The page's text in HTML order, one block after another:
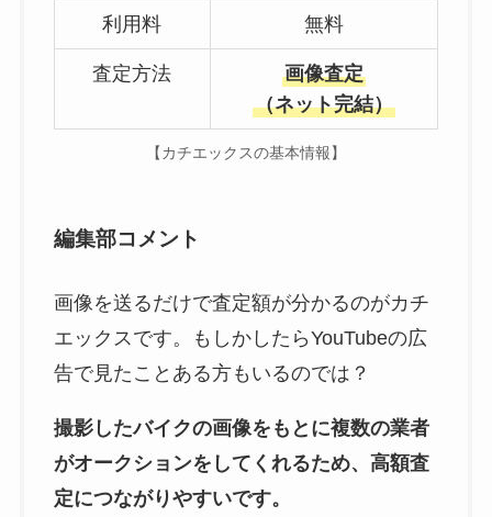
利用料 無料
査定方法
画像査定
（ネット完結）
【カチエックスの基本情報】
編集部コメント
画像を送るだけで査定額が分かるのがカチ
エックスです。もしかしたらYouTubeの広
告で見たことある方もいるのでは？
撮影したバイクの画像をもとに複数の業者
がオークションをしてくれるため、高額査
定につながりやすいです。